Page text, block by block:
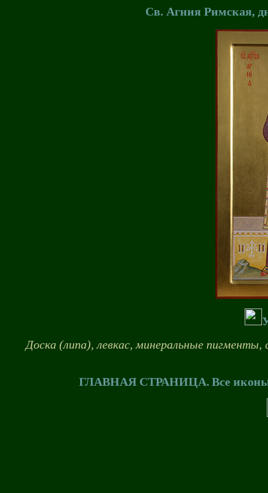
Св. Агния Римская,
Доска (липа), левкас, минеральные пигменты,
ГЛАВНАЯ СТРАНИЦА. Все